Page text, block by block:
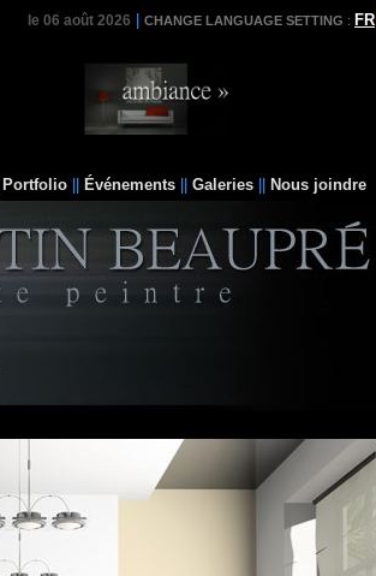
le 06 août 2026 CHANGE LANGUAGE SETTING : FR
Portfolio Événements Galeries Nous joindre